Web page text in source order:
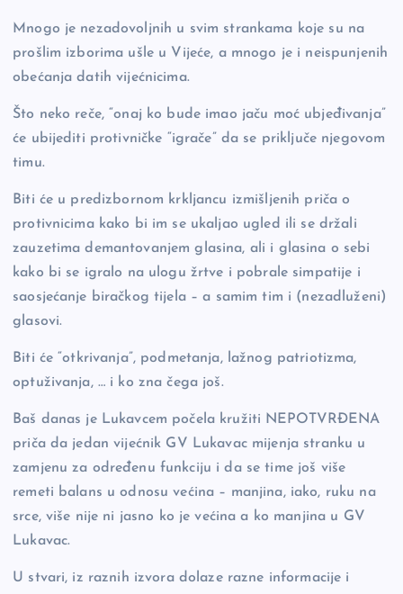
Mnogo je nezadovoljnih u svim strankama koje su na
prošlim izborima ušle u Vijeće, a mnogo je i neispunjenih
obećanja datih vijećnicima.
Što neko reče, “onaj ko bude imao jaču moć ubjeđivanja”
će ubijediti protivničke “igrače” da se priključe njegovom
timu.
Biti će u predizbornom krkljancu izmišljenih priča o
protivnicima kako bi im se ukaljao ugled ili se držali
zauzetima demantovanjem glasina, ali i glasina o sebi
kako bi se igralo na ulogu žrtve i pobrale simpatije i
saosjećanje biračkog tijela – a samim tim i (nezadluženi)
glasovi.
Biti će “otkrivanja”, podmetanja, lažnog patriotizma,
optuživanja, … i ko zna čega još.
Baš danas je Lukavcem počela kružiti NEPOTVRĐENA
priča da jedan vijećnik GV Lukavac mijenja stranku u
zamjenu za određenu funkciju i da se time još više
remeti balans u odnosu većina – manjina, iako, ruku na
srce, više nije ni jasno ko je većina a ko manjina u GV
Lukavac.
U stvari, iz raznih izvora dolaze razne informacije i